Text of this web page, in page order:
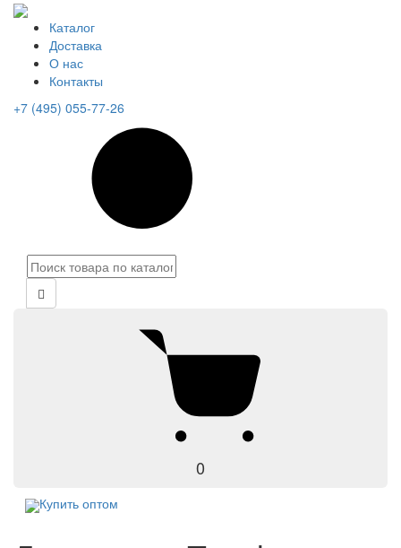
Каталог
Доставка
О нас
Контакты
+7 (495) 055-77-26
0
Купить оптом